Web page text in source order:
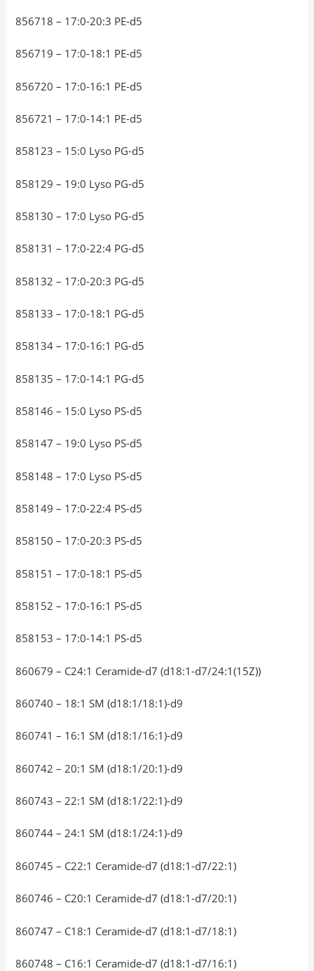
856718 – 17:0-20:3 PE-d5
856719 – 17:0-18:1 PE-d5
856720 – 17:0-16:1 PE-d5
856721 – 17:0-14:1 PE-d5
858123 – 15:0 Lyso PG-d5
858129 – 19:0 Lyso PG-d5
858130 – 17:0 Lyso PG-d5
858131 – 17:0-22:4 PG-d5
858132 – 17:0-20:3 PG-d5
858133 – 17:0-18:1 PG-d5
858134 – 17:0-16:1 PG-d5
858135 – 17:0-14:1 PG-d5
858146 – 15:0 Lyso PS-d5
858147 – 19:0 Lyso PS-d5
858148 – 17:0 Lyso PS-d5
858149 – 17:0-22:4 PS-d5
858150 – 17:0-20:3 PS-d5
858151 – 17:0-18:1 PS-d5
858152 – 17:0-16:1 PS-d5
858153 – 17:0-14:1 PS-d5
860679 – C24:1 Ceramide-d7 (d18:1-d7/24:1(15Z))
860740 – 18:1 SM (d18:1/18:1)-d9
860741 – 16:1 SM (d18:1/16:1)-d9
860742 – 20:1 SM (d18:1/20:1)-d9
860743 – 22:1 SM (d18:1/22:1)-d9
860744 – 24:1 SM (d18:1/24:1)-d9
860745 – C22:1 Ceramide-d7 (d18:1-d7/22:1)
860746 – C20:1 Ceramide-d7 (d18:1-d7/20:1)
860747 – C18:1 Ceramide-d7 (d18:1-d7/18:1)
860748 – C16:1 Ceramide-d7 (d18:1-d7/16:1)